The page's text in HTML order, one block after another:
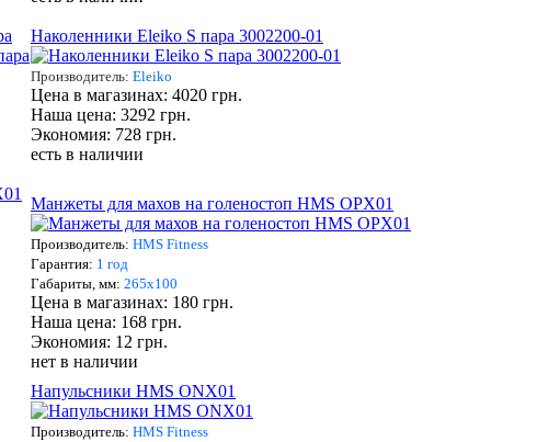
Наколенники Eleiko S пара 3002200-01
Производитель: Eleiko
Цена в магазинах: 4020 грн.
Наша цена: 3292 грн.
Экономия: 728 грн.
есть в наличии
Манжеты для махов на голеностоп HMS OPX01
Производитель: HMS Fitness
Гарантия: 1 год
Габариты, мм: 265х100
Цена в магазинах: 180 грн.
Наша цена: 168 грн.
Экономия: 12 грн.
нет в наличии
Напульсники HMS ONX01
Производитель: HMS Fitness